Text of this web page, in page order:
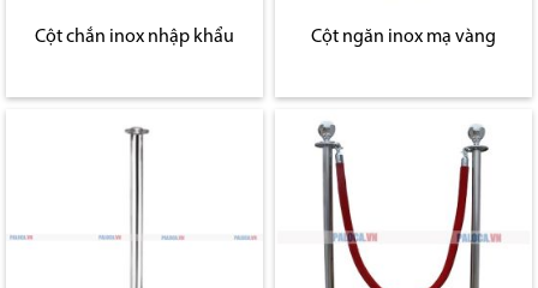
Cột chắn inox nhập khẩu Cột ngăn inox mạ vàng